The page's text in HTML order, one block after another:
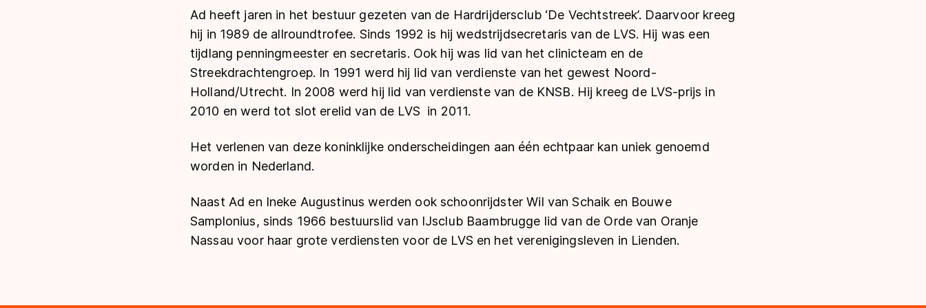
Ad heeft jaren in het bestuur gezeten van de Hardrijdersclub ‘De Vechtstreek’. Daarvoor kreeg
hij in 1989 de allroundtrofee. Sinds 1992 is hij wedstrijdsecretaris van de LVS. Hij was een
tijdlang penningmeester en secretaris. Ook hij was lid van het clinicteam en de
Streekdrachtengroep. In 1991 werd hij lid van verdienste van het gewest Noord-
Holland/Utrecht. In 2008 werd hij lid van verdienste van de KNSB. Hij kreeg de LVS-prijs in
2010 en werd tot slot erelid van de LVS in 2011.
Het verlenen van deze koninklijke onderscheidingen aan één echtpaar kan uniek genoemd
worden in Nederland.
Naast Ad en Ineke Augustinus werden ook schoonrijdster Wil van Schaik en Bouwe
Samplonius, sinds 1966 bestuurslid van IJsclub Baambrugge lid van de Orde van Oranje
Nassau voor haar grote verdiensten voor de LVS en het verenigingsleven in Lienden.